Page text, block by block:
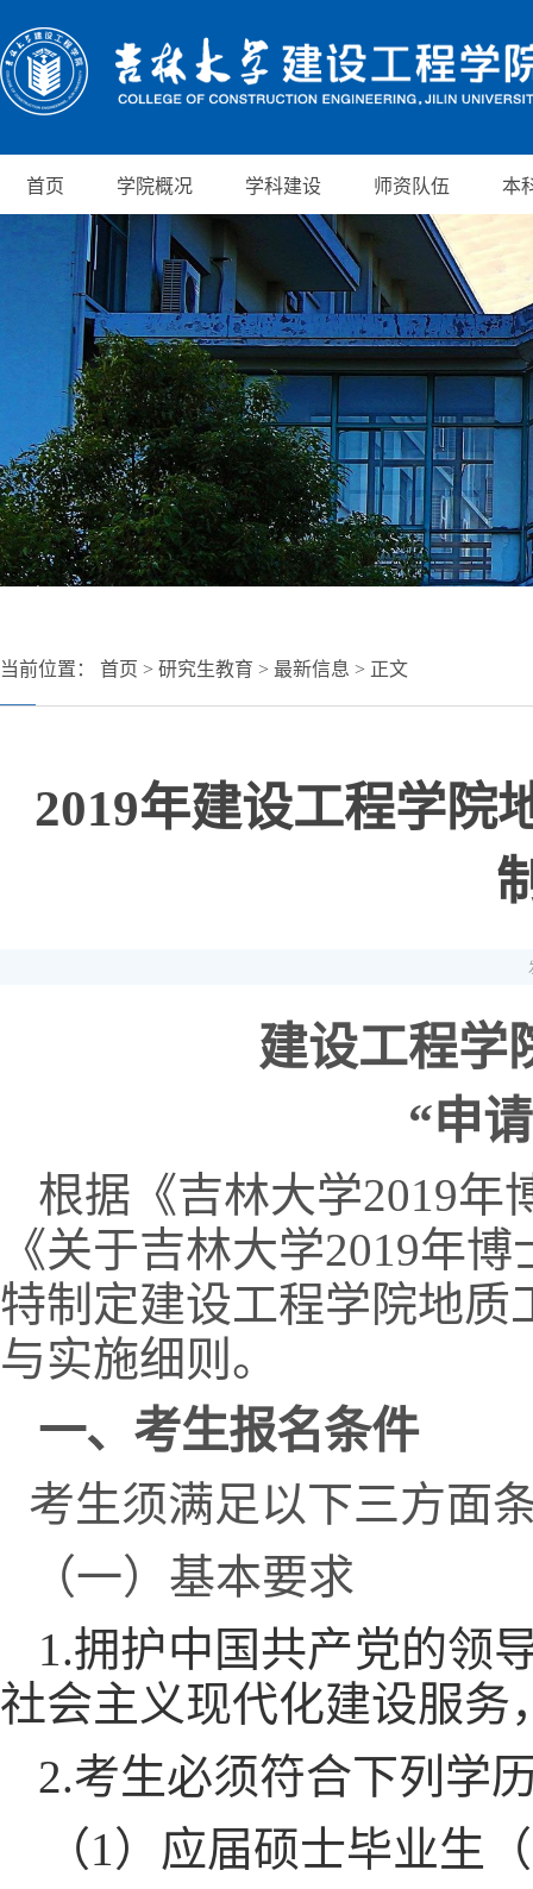
首页 学院概况 学科建设 师资队伍 本
当前位置： 首页 > 研究生教育 > 最新信息 > 正文
2019年建设工程学院
建设工程学
“申
根据《吉林大学2019年
《关于吉林大学2019年博
特制定建设工程学院地质
与实施细则。
一、考生报名条件
考生须满足以下三方面
（一）基本要求
1.拥护中国共产党的领
社会主义现代化建设服务
2.考生必须符合下列学
（1 ）应届硕士毕业生